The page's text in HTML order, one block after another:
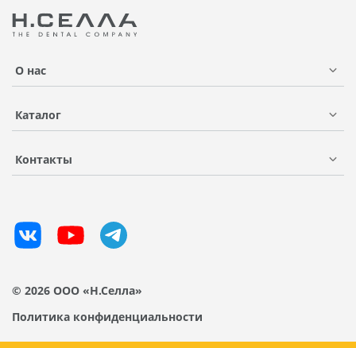
О нас
Каталог
Контакты
© 2026 ООО «Н.Селла»
Политика конфиденциальности